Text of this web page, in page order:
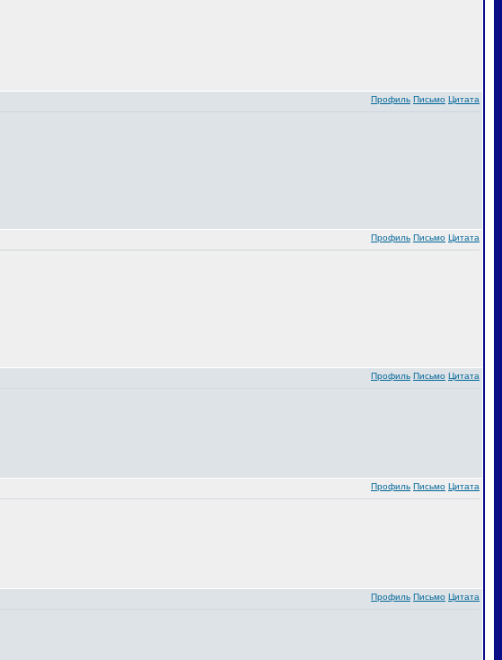
Профиль Письмо Цитата
Профиль Письмо Цитата
Профиль Письмо Цитата
Профиль Письмо Цитата
Профиль Письмо Цитата